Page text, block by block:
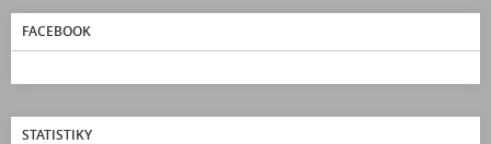
FACEBOOK
STATISTIKY